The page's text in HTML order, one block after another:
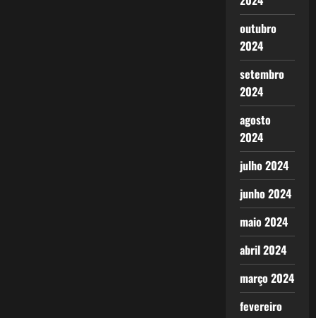
outubro
2024
setembro
2024
agosto
2024
julho 2024
junho 2024
maio 2024
abril 2024
março 2024
fevereiro